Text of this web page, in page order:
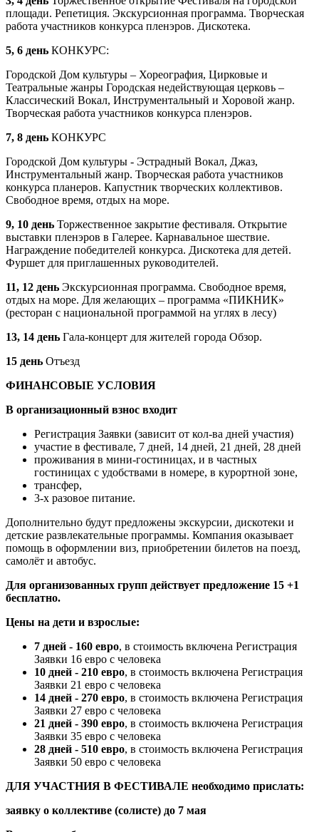
площади. Репетиция. Экскурсионная программа. Творческая
работа участников конкурса пленэров. Дискотека.
5, 6 день КОНКУРС:
Городской Дом культуры – Хореография, Цирковые и
Театральные жанры Городская недействующая церковь –
Классический Вокал, Инструментальный и Хоровой жанр.
Творческая работа участников конкурса пленэров.
7, 8 день КОНКУРС
Городской Дом культуры - Эстрадный Вокал, Джаз,
Инструментальный жанр. Творческая работа участников
конкурса планеров. Капустник творческих коллективов.
Свободное время, отдых на море.
9, 10 день Торжественное закрытие фестиваля. Открытие
выставки пленэров в Галерее. Карнавальное шествие.
Награждение победителей конкурса. Дискотека для детей.
Фуршет для приглашенных руководителей.
11, 12 день Экскурсионная программа. Свободное время,
отдых на море. Для желающих – программа «ПИКНИК»
(ресторан с национальной программой на углях в лесу)
13, 14 день Гала-концерт для жителей города Обзор.
15 день Отъезд
ФИНАНСОВЫЕ УСЛОВИЯ
В организационный взнос входит
Регистрация Заявки (зависит от кол-ва дней участия)
участие в фестивале, 7 дней, 14 дней, 21 дней, 28 дней
проживания в мини-гостиницах, и в частных
гостиницах с удобствами в номере, в курортной зоне,
трансфер,
3-х разовое питание.
Дополнительно будут предложены экскурсии, дискотеки и
детские развлекательные программы. Компания оказывает
помощь в оформлении виз, приобретении билетов на поезд,
самолёт и автобус.
Для организованных групп действует предложение 15 +1
бесплатно.
Цены на дети и взрослые:
7 дней - 160 евро, в стоимость включена Регистрация
Заявки 16 евро с человека
10 дней - 210 евро, в стоимость включена Регистрация
Заявки 21 евро с человека
14 дней - 270 евро, в стоимость включена Регистрация
Заявки 27 евро с человека
21 дней - 390 евро, в стоимость включена Регистрация
Заявки 35 евро с человека
28 дней - 510 евро, в стоимость включена Регистрация
Заявки 50 евро с человека
ДЛЯ УЧАСТНИЯ В ФЕСТИВАЛЕ необходимо прислать:
заявку о коллективе (солисте) до 7 мая